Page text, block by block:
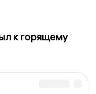
к горящему